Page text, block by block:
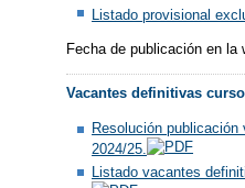
Listado provisional
Fecha de publicación en la
Vacantes definitivas
Resolución
2024/25.
Listado vacantes